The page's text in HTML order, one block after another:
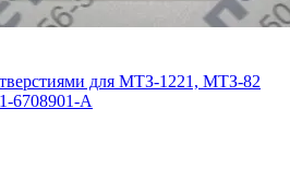
для МТЗ-1221, МТЗ-82
6708901-А